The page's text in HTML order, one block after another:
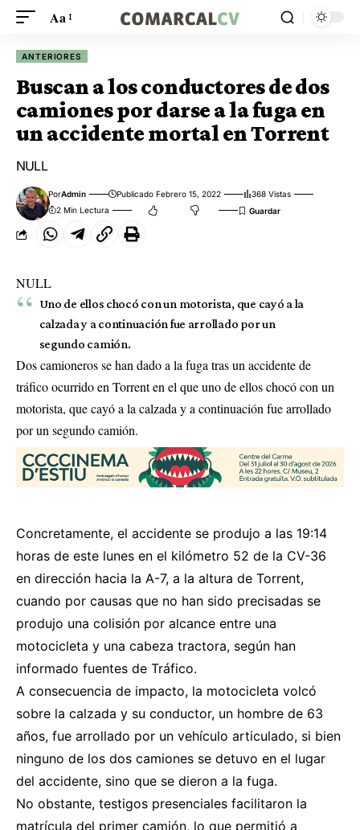
Aa
ANTERIORES
Buscan a los conductores de dos
camiones por darse a la fuga en
un accidente mortal en Torrent
NULL
PorAdmin Publicado Febrero 15, 2022
368 Vistas
2 Min Lectura
NULL
Uno de ellos chocó con un motorista, que cayó a la
calzada y a continuación fue arrollado por un
segundo camión.
Dos camioneros se han dado a la fuga tras un accidente de
tráfico ocurrido en Torrent en el que uno de ellos chocó con un
motorista, que cayó a la calzada y a continuación fue arrollado
por un segundo camión.
Concretamente, el accidente se produjo a las 19:14
horas de este lunes en el kilómetro 52 de la CV-36
en dirección hacia la A-7, a la altura de Torrent,
cuando por causas que no han sido precisadas se
produjo una colisión por alcance entre una
motocicleta y una cabeza tractora, según han
informado fuentes de Tráfico.
A consecuencia de impacto, la motocicleta volcó
sobre la calzada y su conductor, un hombre de 63
años, fue arrollado por un vehículo articulado, si bien
ninguno de los dos camiones se detuvo en el lugar
del accidente, sino que se dieron a la fuga.
No obstante, testigos presenciales facilitaron la
matrícula del primer camión, lo que permitió a